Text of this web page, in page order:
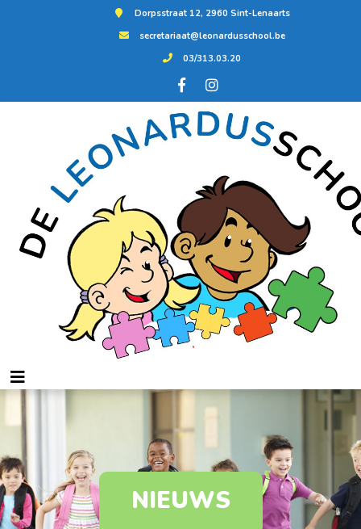
Dorpsstraat 12, 2960 Sint-Lenaarts
secretariaat@leonardusschool.be
03/313.03.20
NIEUWS